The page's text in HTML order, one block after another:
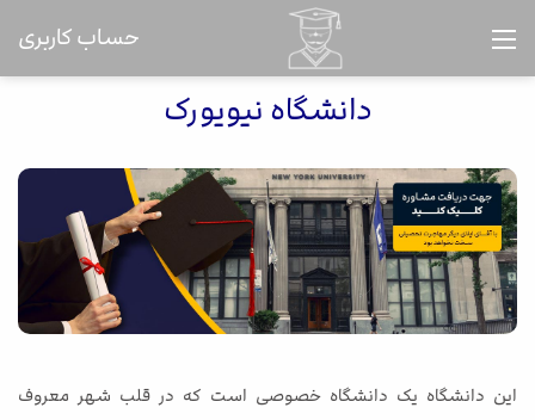
حساب کاربری
دانشگاه نیویورک
این دانشگاه یک دانشگاه خصوصی است که در قلب شهر معروف